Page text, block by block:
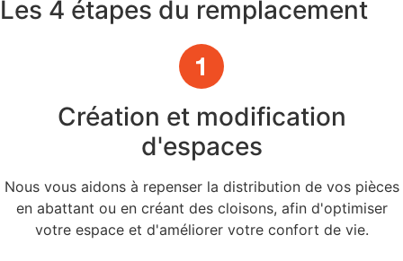
Les 4 étapes du remplacement
Création et modification
d'espaces
Nous vous aidons à repenser la distribution de vos pièces
en abattant ou en créant des cloisons, afin d'optimiser
votre espace et d'améliorer votre confort de vie.